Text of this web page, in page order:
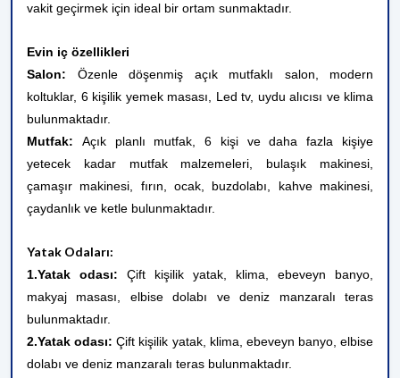
vakit geçirmek için ideal bir ortam sunmaktadır.
Evin iç özellikleri
Salon: Özenle döşenmiş açık mutfaklı salon, modern
koltuklar, 6 kişilik yemek masası, Led tv, uydu alıcısı ve klima
bulunmaktadır.
Mutfak: Açık planlı mutfak, 6 kişi ve daha fazla kişiye
yetecek kadar mutfak malzemeleri, bulaşık makinesi,
çamaşır makinesi, fırın, ocak, buzdolabı, kahve makinesi,
çaydanlık ve ketle bulunmaktadır.
Yatak Odaları:
1.Yatak odası: Çift kişilik yatak, klima, ebeveyn banyo,
makyaj masası, elbise dolabı ve deniz manzaralı teras
bulunmaktadır.
2.Yatak odası: Çift kişilik yatak, klima, ebeveyn banyo, elbise
dolabı ve deniz manzaralı teras bulunmaktadır.